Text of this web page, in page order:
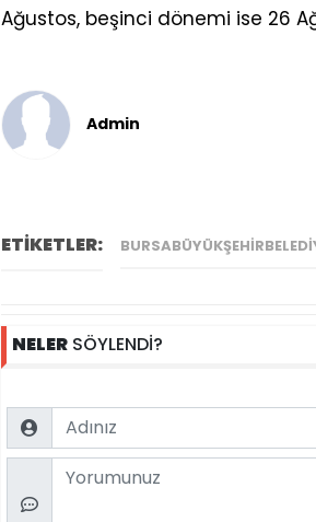
Ağustos, beşinci dönemi ise 26
Admin
ETİKETLER:
NELER SÖYLENDİ?
Name
Comment